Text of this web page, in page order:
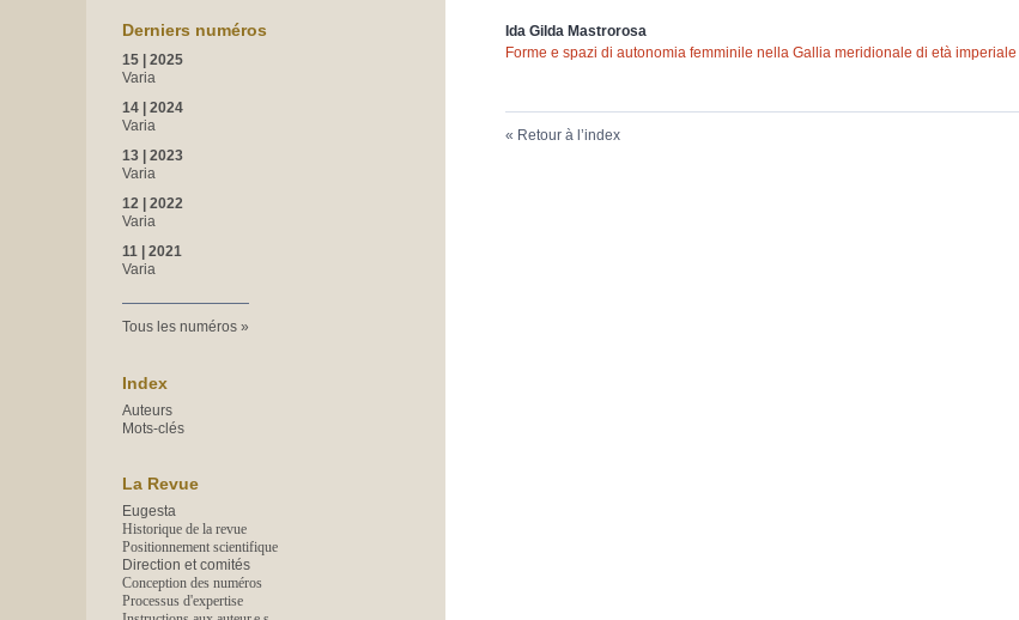
Derniers numéros
15 | 2025
Varia
14 | 2024
Varia
13 | 2023
Varia
12 | 2022
Varia
11 | 2021
Varia
Tous les numéros
Index
Auteurs
Mots-clés
La Revue
Eugesta
Historique de la revue
Positionnement scientifique
Direction et comités
Conception des numéros
Processus d'expertise
Ida Gilda Mastrorosa
Forme e spazi di autonomia femminile nella Gallia meridionale di età imperiale
Retour à l’index